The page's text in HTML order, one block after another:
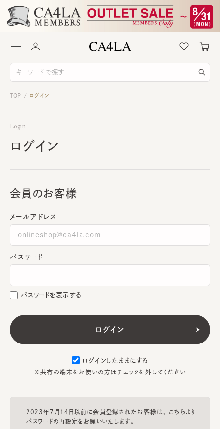
TOP / ログイン
Login
ログイン
会員のお客様
メールアドレス
パスワード
パスワードを表示する
ログインしたままにする
※共有の端末をお使いの方はチェックを外してください
2023年7月14日以前に会員登録されたお客様は、 こちらより
パスワードの再設定をお願いいたします。